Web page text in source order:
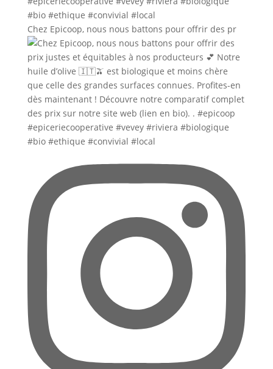
Chez Epicoop, nous nous battons pour offrir des pr